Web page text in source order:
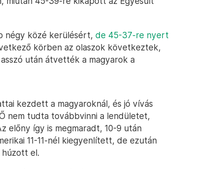
négy közé kerülésért, de 45-37-re nyert
körben az olaszok következtek,
után átvették a magyarok a
kezdett a magyaroknál, és jó vívás
nem tudta továbbvinni a lendületet,
előny így is megmaradt, 10-9 után
11-11-nél kiegyenlített, de ezután
húzott el.